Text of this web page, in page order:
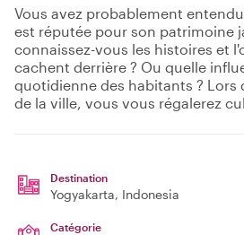
Vous avez probablement
est réputée pour son patrimoine
connaissez-vous les histoires et
cachent derrière ? Ou quelle
quotidienne des habitants ? Lors
de la ville, vous vous régalerez
Destination
Yogyakarta, Indonesia
Catégorie